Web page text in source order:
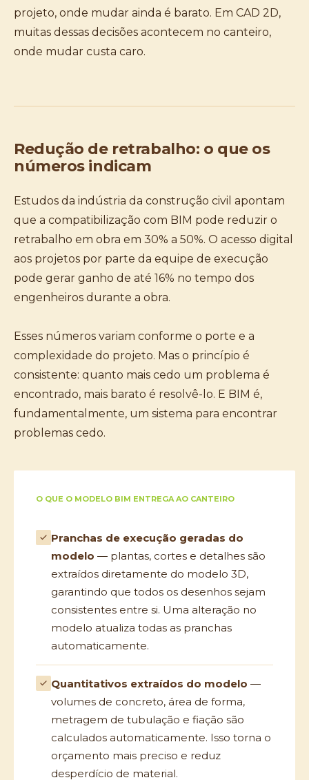
projeto, onde mudar ainda é barato. Em CAD 2D,
muitas dessas decisões acontecem no canteiro,
onde mudar custa caro.
Redução de retrabalho: o que os
números indicam
Estudos da indústria da construção civil apontam
que a compatibilização com BIM pode reduzir o
retrabalho em obra em 30% a 50%. O acesso digital
aos projetos por parte da equipe de execução
pode gerar ganho de até 16% no tempo dos
engenheiros durante a obra.
Esses números variam conforme o porte e a
complexidade do projeto. Mas o princípio é
consistente: quanto mais cedo um problema é
encontrado, mais barato é resolvê-lo. E BIM é,
fundamentalmente, um sistema para encontrar
problemas cedo.
O QUE O MODELO BIM ENTREGA AO CANTEIRO
Pranchas de execução geradas do
modelo — plantas, cortes e detalhes são
extraídos diretamente do modelo 3D,
garantindo que todos os desenhos sejam
consistentes entre si. Uma alteração no
modelo atualiza todas as pranchas
automaticamente.
Quantitativos extraídos do modelo —
volumes de concreto, área de forma,
metragem de tubulação e fiação são
calculados automaticamente. Isso torna o
orçamento mais preciso e reduz
desperdício de material.